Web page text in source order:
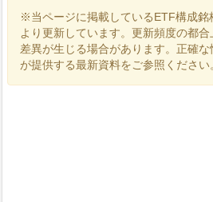
※当ページに掲載しているETF構成銘
より更新しています。更新頻度の都
差異が生じる場合があります。正確
が提供する最新資料をご参照ください